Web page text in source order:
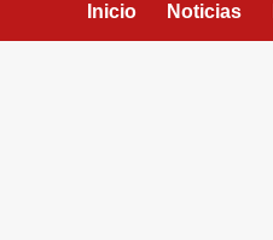
Inicio Noticias